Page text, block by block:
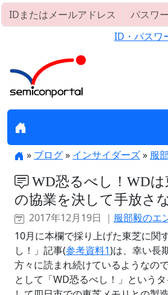
ID・パスワ
» ブログ» インサイダーズ» 服
WD恐るべし！WDは
の協業を決して手放さ
2017年12月19日 ｜ 服部毅のエ
10月に本欄で採り上げた東芝に関
し！」記事(参考資料1)は、幸い長
方々に読まれ続けているようなの
として「WD恐るべし！」という